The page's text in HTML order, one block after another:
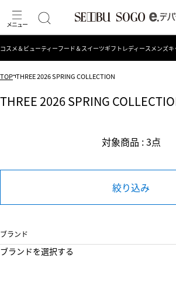
コスメ＆ビューティーフード＆スイーツギフト レディース メンズキ
TOP THREE 2026 SPRING COLLECTION
THREE 2026 SPRING
対象商品 : 3点
絞り込み
ブランド
ブランドを選択する